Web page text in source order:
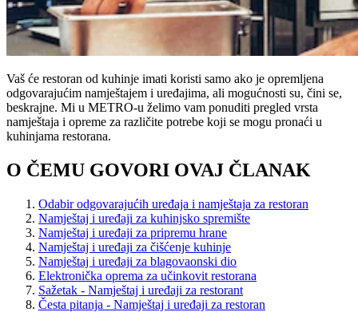
Vaš će restoran od kuhinje imati koristi samo ako je opremljena
odgovarajućim namještajem i uređajima, ali mogućnosti su, čini se,
beskrajne. Mi u METRO-u želimo vam ponuditi pregled vrsta
namještaja i opreme za različite potrebe koji se mogu pronaći u
kuhinjama restorana.
O ČEMU GOVORI OVAJ ČLANAK
Odabir odgovarajućih uređaja i namještaja za restoran
Namještaj i uređaji za kuhinjsko spremište
Namještaj i uređaji za pripremu hrane
Namještaj i uređaji za čišćenje kuhinje
Namještaj i uređaji za blagovaonski dio
Elektronička oprema za učinkovit restorana
Sažetak - Namještaj i uređaji za restorant
Česta pitanja - Namještaj i uređaji za restoran